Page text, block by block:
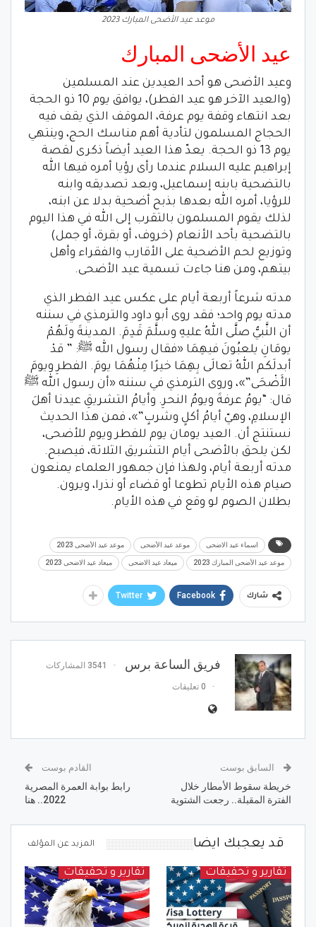
موعد عيد الأضحى المبارك 2023
عيد الأضحى المبارك
وعيد الأضحى هو أحد العيدين عند المسلمين
(والعيد الآخر هو عيد الفطر)، يوافق يوم 10 ذو الحجة
بعد انتهاء وقفة يوم عرفة، الموقف الذي يقف فيه
الحجاج المسلمون لتأدية أهم مناسك الحج، وينتهي
يوم 13 ذو الحجة. يعدّ هذا العيد أيضاً ذكرى لقصة
إبراهيم عليه السلام عندما رأى رؤيا أمره فيها الله
بالتضحية بابنه إسماعيل، وبعد تصديقه وابنه
للرؤيا، أمره الله بعدها بذبح أضحية بدلا عن ابنه،
لذلك يقوم المسلمون بالتقرب إلى الله في هذا اليوم
بالتضحية بأحد الأنعام (خروف، أو بقرة، أو جمل)
وتوزيع لحم الأضحية على الأقارب والفقراء وأهل
بيتهم، ومن هنا جاءت تسمية عيد الأضحى.
مدته شرعاً أربعة أيام على عكس عيد الفطر الذي
مدته يوم واحد؛ فقد روى أبو داود والترمذي في سننه
أن النَّبيُّ صلَّى اللهُ عليهِ وسلَّمَ قَدِمَ. المدينةَ ولَهُمْ
يومَانِ يلعبُونَ فيهِمَا «فقال رسول الله ﷺ: ” قدْ
أبدلَكم اللهُ تعالَى بِهِمَا خيرًا مِنْهُمَا يومَ. الفطرِ ويومَ
الأَضْحَى”»، وروى الترمذي في سننه «أن رسول الله ﷺ
قال: “يومُ عرفةَ ويومُ النحرِ. وأيامُ التشريقِ عيدنا أهلَ
الإسلامِ، وهيّ أيامُ أكلٍ وشربٍ”»، فمن هذا الحديث
نستنتج أن. العيد يومان يوم للفطر ويوم للأضحى،
لكن يلحق بالأضحى أيام التشريق الثلاثة، فيصبح.
مدته أربعة أيام، ولهذا فإن جمهور العلماء يمنعون
صيام هذه الأيام تطوعا أو قضاء أو نذرا، ويرون.
بطلان الصوم لو وقع في هذه الأيام.
اسماء عيد الاضحى موعد عيد الأضحى موعد عيد الأضحى 2023
موعد عيد الأضحى المبارك 2023 ميعاد عيد الاضحى ميعاد عيد الاضحى 2023
شارك Facebook
Twitter
فريق الساعة برس 3541 المشاركات
0 تعليقات
السابق بوست
خريطة سقوط الأمطار خلال
الفترة المقبلة.. رجعت الشتوية
القادم بوست
رابط بوابة العمرة المصرية
2022.. هنا
قد يعجبك ايضا المزيد عن المؤلف
تقارير و تحقيقات تقارير و تحقيقات